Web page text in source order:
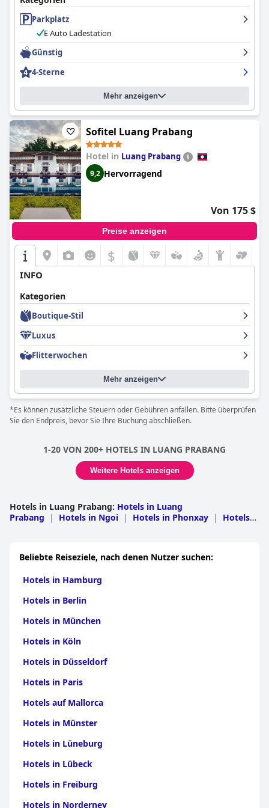
Parkplatz
E Auto Ladestation
Günstig
4-Sterne
Mehr anzeigen
Sofitel Luang Prabang
Hotel in Luang Prabang
9,2 Hervorragend
Von 175 $
Preise anzeigen
$
INFO
Kategorien
Boutique-Stil
Luxus
Flitterwochen
Mehr anzeigen
*Es können zusätzliche Steuern oder Gebühren anfallen. Bitte überprüfen
Sie den Endpreis, bevor Sie Ihre Buchung abschließen.
1-20 VON 200+ HOTELS IN LUANG PRABANG
Weitere Hotels anzeigen
Hotels in Luang Prabang: Hotels in Luang
Prabang
| Hotels in Ngoi | Hotels in Phonxay |
Hotels
Beliebte Reiseziele, nach denen Nutzer suchen:
Hotels in Hamburg
Hotels in Berlin
Hotels in München
Hotels in Köln
Hotels in Düsseldorf
Hotels in Paris
Hotels auf Mallorca
Hotels in Münster
Hotels in Lüneburg
Hotels in Lübeck
Hotels in Freiburg
Hotels in Norderney